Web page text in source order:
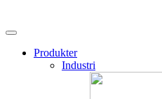
Produkter
Industri